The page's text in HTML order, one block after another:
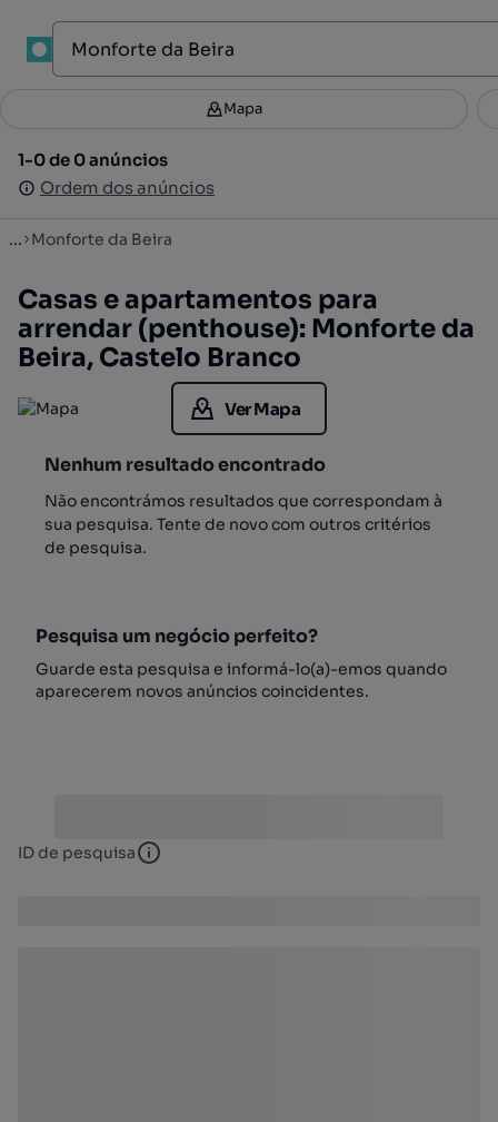
Filtros 3
1-0 de 0 anúncios
Ordem dos anúncios
Mapa
1-0 de 0 anúncios
Ordem dos anúncios
... Monforte da Beira
Casas e apartamentos para
arrendar (penthouse): Monforte da
Beira, Castelo Branco
Ver Mapa
Nenhum resultado encontrado
Não encontrámos resultados que correspondam à
sua pesquisa. Tente de novo com outros critérios
de pesquisa.
Pesquisa um negócio perfeito?
Guarde esta pesquisa e informá-lo(a)-emos quando
aparecerem novos anúncios coincidentes.
ID de pesquisa ID de pesquisa